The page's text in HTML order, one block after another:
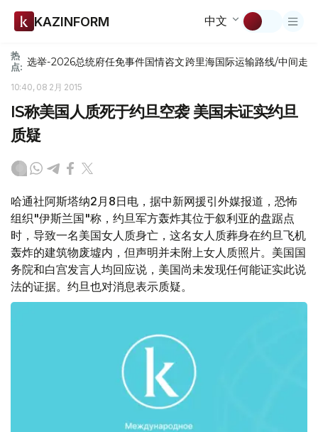
KAZINFORM 中文
热
点: 选举-2026总统府任免事件国情咨文跨里海国际运输路线/中间走廊
10:40, 08 2月 2015
IS称美国人质死于约旦空袭 美国未证实约旦
质疑
哈通社阿斯塔纳2月8日电，据中新网援引外媒报道，恐怖
组织"伊斯兰国"称，约旦军方轰炸其位于叙利亚的盘踞点
时，导致一名美国女人质身亡，这名女人质葬身在约旦飞机
轰炸的建筑物废墟内，但声明并未附上女人质照片。美国国
务院和白宫发言人均回应说，美国尚未发现任何能证实此说
法的证据。约旦也对消息表示质疑。